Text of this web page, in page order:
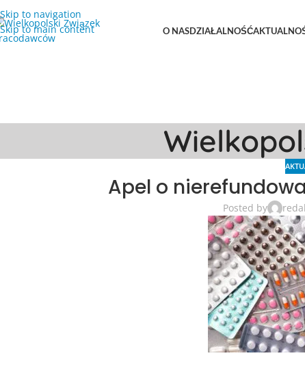
Skip to navigation
Skip to main content
O NASDZIAŁALNOŚĆ
Apel o
Posted by